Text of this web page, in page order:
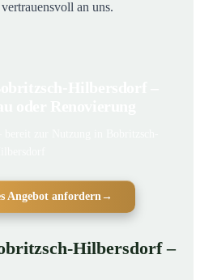
an uns.
Angebot anfordern→
Hilbersdorf –